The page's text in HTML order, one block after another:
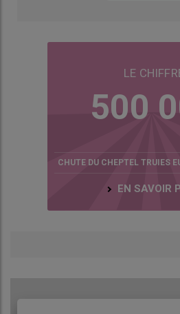
LE
500
CHUTE DU CHEPTEL TRUIES
EN SAVOIR